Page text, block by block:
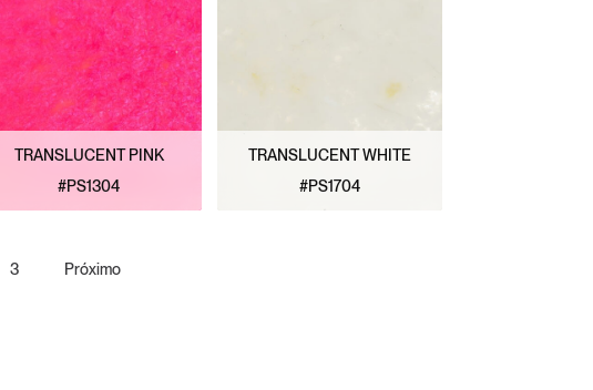
TRANSLUCENT PINK
#PS1304
TRANSLUCENT WHITE
#PS1704
3 Próximo